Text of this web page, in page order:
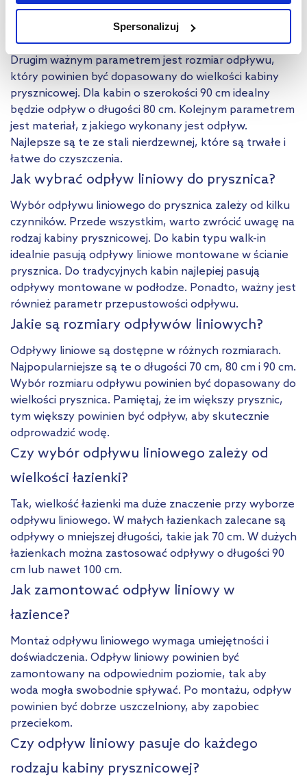
na sposób dostarczania treści niedostosowanych do potrzeb
Aby uzyskać więcej informacji na temat plików plików cookie,
kliknij „Ustawienia plików cookie”.Jeśli chcesz uzyskać więcej
informacji na temat plików cookie i tego, dlaczego ich przepisy,
przejdź do zakładek „Informacje o plikach cookie”.
Spersonalizuj
Przede wszystkim, warto zwrócić uwagę na
przepustowość odpływu liniowego, czyli ilość wody,
jaką jest w stanie odprowadzić w ciągu jednej minuty.
Drugim ważnym parametrem jest rozmiar odpływu,
który powinien być dopasowany do wielkości kabiny
prysznicowej. Dla kabin o szerokości 90 cm idealny
będzie odpływ o długości 80 cm. Kolejnym parametrem
jest materiał, z jakiego wykonany jest odpływ.
Najlepsze są te ze stali nierdzewnej, które są trwałe i
łatwe do czyszczenia.
Jak wybrać odpływ liniowy do prysznica?
Wybór odpływu liniowego do prysznica zależy od kilku
czynników. Przede wszystkim, warto zwrócić uwagę na
rodzaj kabiny prysznicowej. Do kabin typu walk-in
idealnie pasują odpływy liniowe montowane w ścianie
prysznica. Do tradycyjnych kabin najlepiej pasują
odpływy montowane w podłodze. Ponadto, ważny jest
również parametr przepustowości odpływu.
Jakie są rozmiary odpływów liniowych?
Odpływy liniowe są dostępne w różnych rozmiarach.
Najpopularniejsze są te o długości 70 cm, 80 cm i 90 cm.
Wybór rozmiaru odpływu powinien być dopasowany do
wielkości prysznica. Pamiętaj, że im większy prysznic,
tym większy powinien być odpływ, aby skutecznie
odprowadzić wodę.
Czy wybór odpływu liniowego zależy od
wielkości łazienki?
Tak, wielkość łazienki ma duże znaczenie przy wyborze
odpływu liniowego. W małych łazienkach zalecane są
odpływy o mniejszej długości, takie jak 70 cm. W dużych
łazienkach można zastosować odpływy o długości 90
cm lub nawet 100 cm.
Jak zamontować odpływ liniowy w
łazience?
Montaż odpływu liniowego wymaga umiejętności i
doświadczenia. Odpływ liniowy powinien być
zamontowany na odpowiednim poziomie, tak aby
woda mogła swobodnie spływać. Po montażu, odpływ
powinien być dobrze uszczelniony, aby zapobiec
przeciekom.
Czy odpływ liniowy pasuje do każdego
rodzaju kabiny prysznicowej?